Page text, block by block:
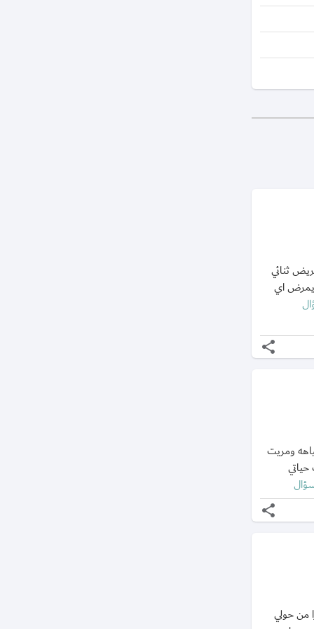
ثنائي
اي
share
ومريت
share
من حولي